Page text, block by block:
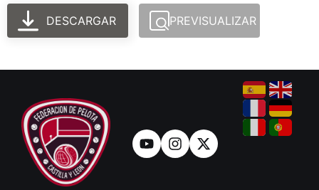
DESCARGAR PREVISUALIZAR